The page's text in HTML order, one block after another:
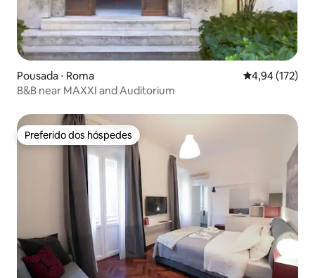
Pousada ⋅ Roma 4,94 de uma
4,94 (172)
B&B near MAXXI and Auditorium
Preferido dos hóspedes
Preferido dos hóspedes